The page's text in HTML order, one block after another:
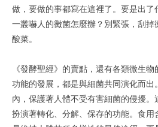
做，要做的事都寫在這裡了。要是出
一叢嚇人的黴菌怎麼辦？別緊張，刮
酸菜。
《發酵聖經》的賣點，還有各類微生
功能的發展，都是與細菌共同演化而
內，保護著人體不受有害細菌的侵擾。
扮演著轉化、分解、保存的功能。食用